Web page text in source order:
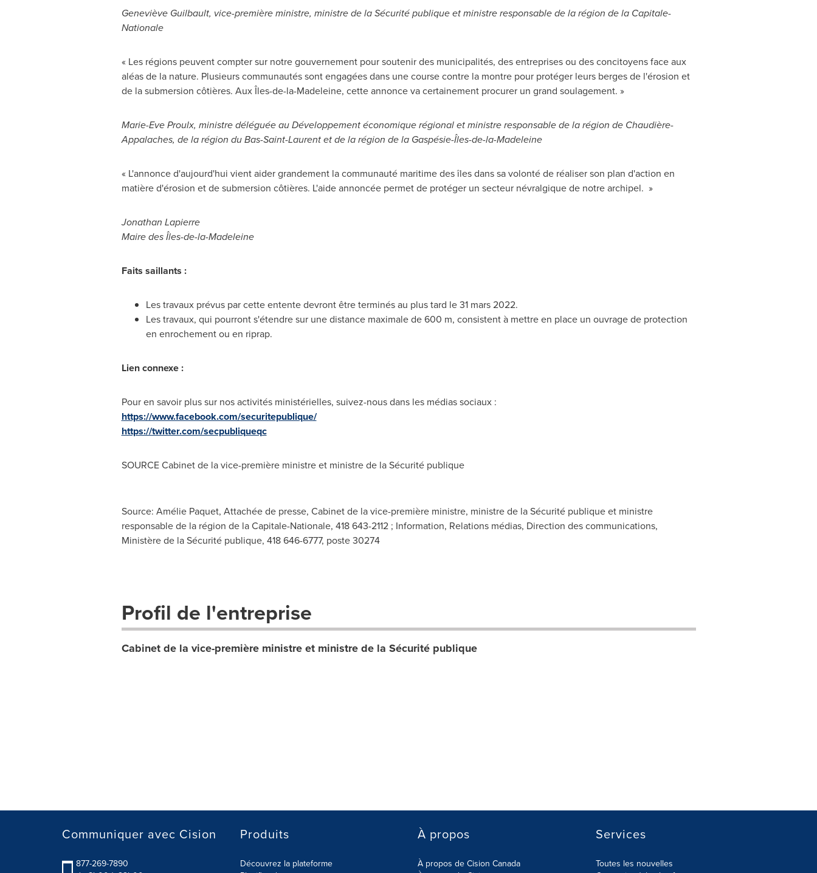
Geneviève Guilbault, vice-première ministre, ministre de la Sécurité publique et ministre responsable de la région de la Capitale-
Nationale
« Les régions peuvent compter sur notre gouvernement pour soutenir des municipalités, des entreprises ou des concitoyens face aux
aléas de la nature. Plusieurs communautés sont engagées dans une course contre la montre pour protéger leurs berges de l'érosion et
de la submersion côtières. Aux Îles-de-la-Madeleine, cette annonce va certainement procurer un grand soulagement. »
Marie-Eve Proulx, ministre déléguée au Développement économique régional et ministre responsable de la région de Chaudière-
Appalaches, de la région du Bas-Saint-Laurent et de la région de la Gaspésie-Îles-de-la-Madeleine
« L'annonce d'aujourd'hui vient aider grandement la communauté maritime des îles dans sa volonté de réaliser son plan d'action en
matière d'érosion et de submersion côtières. L'aide annoncée permet de protéger un secteur névralgique de notre archipel. »
Jonathan Lapierre
Maire des Îles-de-la-Madeleine
Faits saillants :
Les travaux prévus par cette entente devront être terminés au plus tard le 31 mars 2022.
Les travaux, qui pourront s'étendre sur une distance maximale de 600 m, consistent à mettre en place un ouvrage de protection
en enrochement ou en riprap.
Lien connexe :
Pour en savoir plus sur nos activités ministérielles, suivez-nous dans les médias sociaux :
https://www.facebook.com/securitepublique/
https://twitter.com/secpubliqueqc
SOURCE Cabinet de la vice-première ministre et ministre de la Sécurité publique
Source: Amélie Paquet, Attachée de presse, Cabinet de la vice-première ministre, ministre de la Sécurité publique et ministre
responsable de la région de la Capitale-Nationale, 418 643-2112 ; Information, Relations médias, Direction des communications,
Ministère de la Sécurité publique, 418 646-6777, poste 30274
Profil de l'entreprise
Cabinet de la vice-première ministre et ministre de la Sécurité publique
Communiquer avec Cision
877-269-7890
Produits
Découvrez la plateforme
À propos
À propos de Cision Canada
Services
Toutes les nouvelles